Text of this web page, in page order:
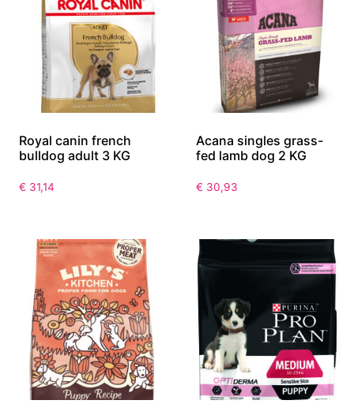
Royal canin french
bulldog adult 3 KG
€ 31,14
Acana singles grass-
fed lamb dog 2 KG
€ 30,93